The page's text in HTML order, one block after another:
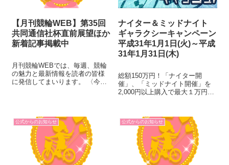
【月刊競輪WEB】第35回
共同通信社杯直前展望ほか
新着記事掲載中
月刊競輪WEBでは、毎週、競輪
の魅力と最新情報を読者の皆様
に発信してまいります。 〈今週
が開催されます。年末の大一
ナイター＆ミッドナイト
ギャラクシーキャンペーン
平成31年1月1日(火)～平成
31年1月31日(木)
総額150万円！「ナイター開
催」、「ミッドナイト開催」を
2,000円以上購入で最大１万円、
ップ！購入額に応じて応募口数
がアップするお得なキャンペー
ンです！（エントリー方式）
公式からのお知らせ 公式からのお知らせ